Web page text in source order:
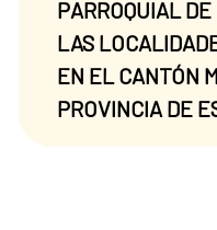
PARROQUIAL
LAS
EN EL CANTÓN
PROVINCIA DE